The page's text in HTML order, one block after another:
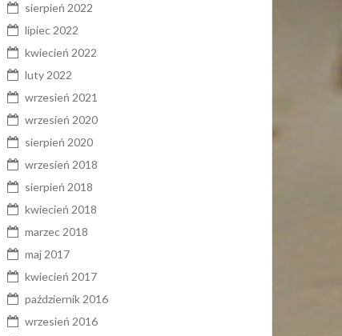
sierpień 2022
lipiec 2022
kwiecień 2022
luty 2022
wrzesień 2021
wrzesień 2020
sierpień 2020
wrzesień 2018
sierpień 2018
kwiecień 2018
marzec 2018
maj 2017
kwiecień 2017
październik 2016
wrzesień 2016